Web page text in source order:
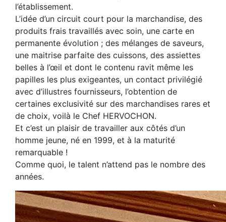
l’établissement.
L’idée d’un circuit court pour la marchandise, des
produits frais travaillés avec soin, une carte en
permanente évolution ; des mélanges de saveurs,
une maitrise parfaite des cuissons, des assiettes
belles à l’œil et dont le contenu ravit même les
papilles les plus exigeantes, un contact privilégié
avec d’illustres fournisseurs, l’obtention de
certaines exclusivité sur des marchandises rares et
de choix, voilà le Chef HERVOCHON.
Et c’est un plaisir de travailler aux côtés d’un
homme jeune, né en 1999, et à la maturité
remarquable !
Comme quoi, le talent n’attend pas le nombre des
années.